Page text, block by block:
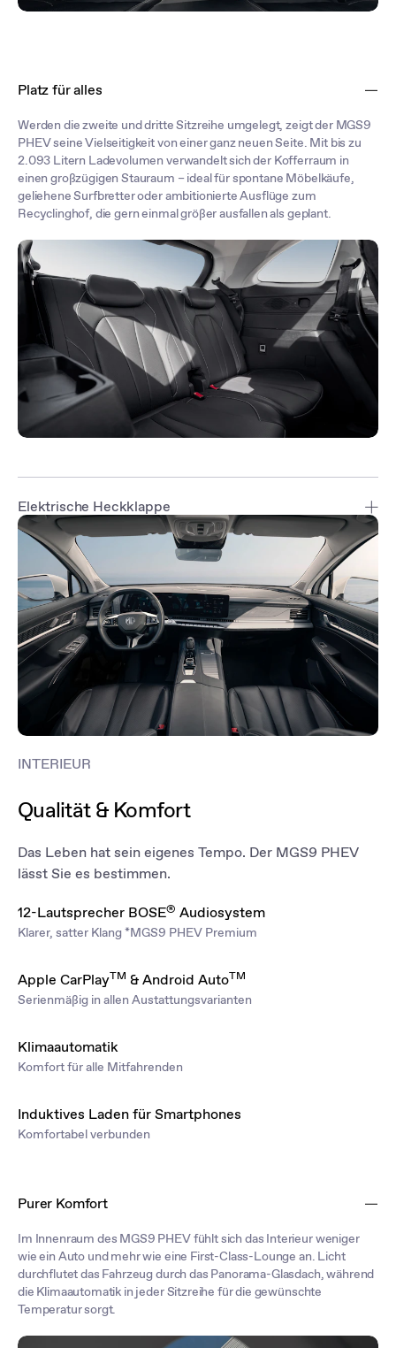
Platz für alles
Werden die zweite und dritte Sitzreihe umgelegt, zeigt der MGS9
PHEV seine Vielseitigkeit von einer ganz neuen Seite. Mit bis zu
2.093 Litern Ladevolumen verwandelt sich der Kofferraum in
einen großzügigen Stauraum – ideal für spontane Möbelkäufe,
geliehene Surfbretter oder ambitionierte Ausflüge zum
Recyclinghof, die gern einmal größer ausfallen als geplant.
Elektrische Heckklappe
Die sensorgesteuerte intelligente Heckklappe* lässt sich freihändig
öffnen – praktisch, wenn Sie gerade alle Hände voll haben, was bei
diesem großzügigen Raumangebot häufig der Fall sein wird.
*MGS9 PHEV Luxury
INTERIEUR
Qualität & Komfort
Das Leben hat sein eigenes Tempo. Der MGS9 PHEV
lässt Sie es bestimmen.
12-Lautsprecher BOSE® Audiosystem
Klarer, satter Klang *MGS9 PHEV Premium
Apple CarPlayTM & Android AutoTM
Serienmäßig in allen Austattungsvarianten
Klimaautomatik
Komfort für alle Mitfahrenden
Induktives Laden für Smartphones
Komfortabel verbunden
Purer Komfort
Im Innenraum des MGS9 PHEV fühlt sich das Interieur weniger
wie ein Auto und mehr wie eine First-Class-Lounge an. Licht
durchflutet das Fahrzeug durch das Panorama-Glasdach, während
die Klimaautomatik in jeder Sitzreihe für die gewünschte
Temperatur sorgt.